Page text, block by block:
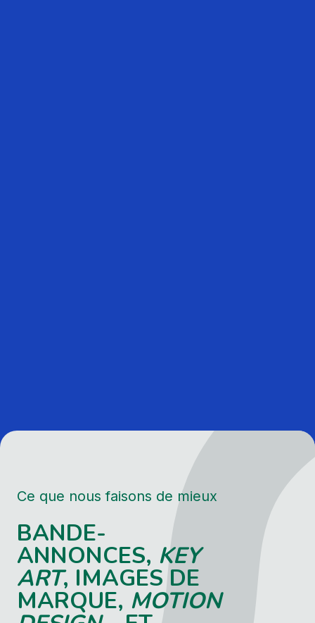
Ce que nous faisons de mieux
BANDE-
ANNONCES, KEY
ART, IMAGES DE
MARQUE, MOTION